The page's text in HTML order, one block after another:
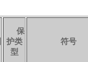
保
护类
型
符号